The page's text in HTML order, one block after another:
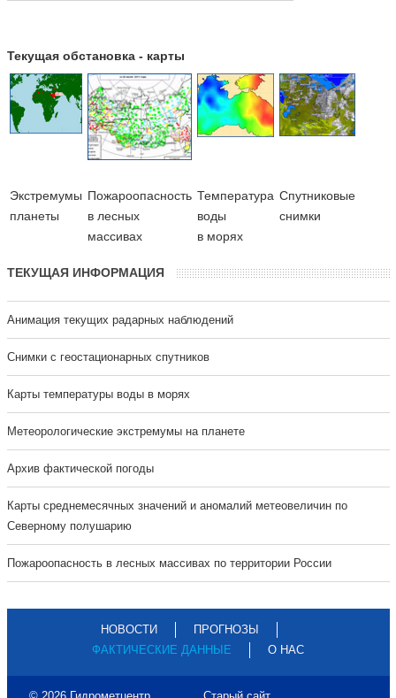
Текущая обстановка - карты
Экстремумы
планеты
Пожароопасность
в лесных
массивах
Температура
воды
в морях
Cпутниковые
снимки
ТЕКУЩАЯ ИНФОРМАЦИЯ
Анимация текущих радарных наблюдений
Cнимки с геостационарных спутников
Карты температуры воды в морях
Метеорологические экстремумы на планете
Архив фактической погоды
Карты среднемесячных значений и аномалий метеовеличин по
Северному полушарию
Пожароопасность в лесных массивах по территории России
НОВОСТИ
ПРОГНОЗЫ
ФАКТИЧЕСКИЕ ДАННЫЕ
О НАС